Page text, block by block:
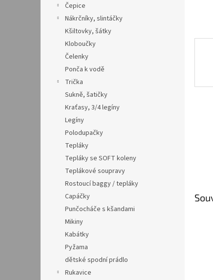
Čepice
Nákrčníky, slintáčky
Kšiltovky, šátky
Kloboučky
Čelenky
Ponča k vodě
Trička
Sukně, šatičky
Kraťasy, 3/4 legíny
Legíny
Polodupačky
Tepláky
Tepláky se SOFT koleny
Teplákové soupravy
Rostoucí baggy / tepláky
Capáčky
Punčocháče s kšandami
Mikiny
Kabátky
Pyžama
dětské spodní prádlo
Rukavice